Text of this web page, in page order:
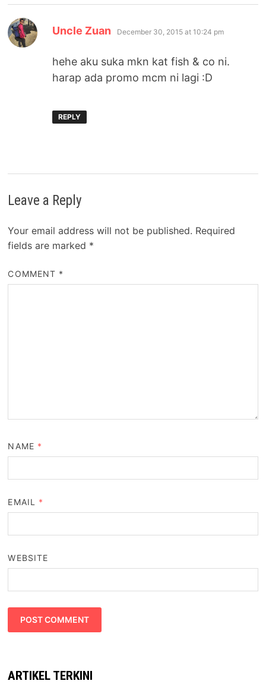
Uncle Zuan says:
December 30, 2015 at 10:24 pm
hehe aku suka mkn kat fish & co ni.
harap ada promo mcm ni lagi :D
REPLY
Leave a Reply
Your email address will not be published. Required
fields are marked *
COMMENT *
NAME *
EMAIL *
WEBSITE
ARTIKEL TERKINI